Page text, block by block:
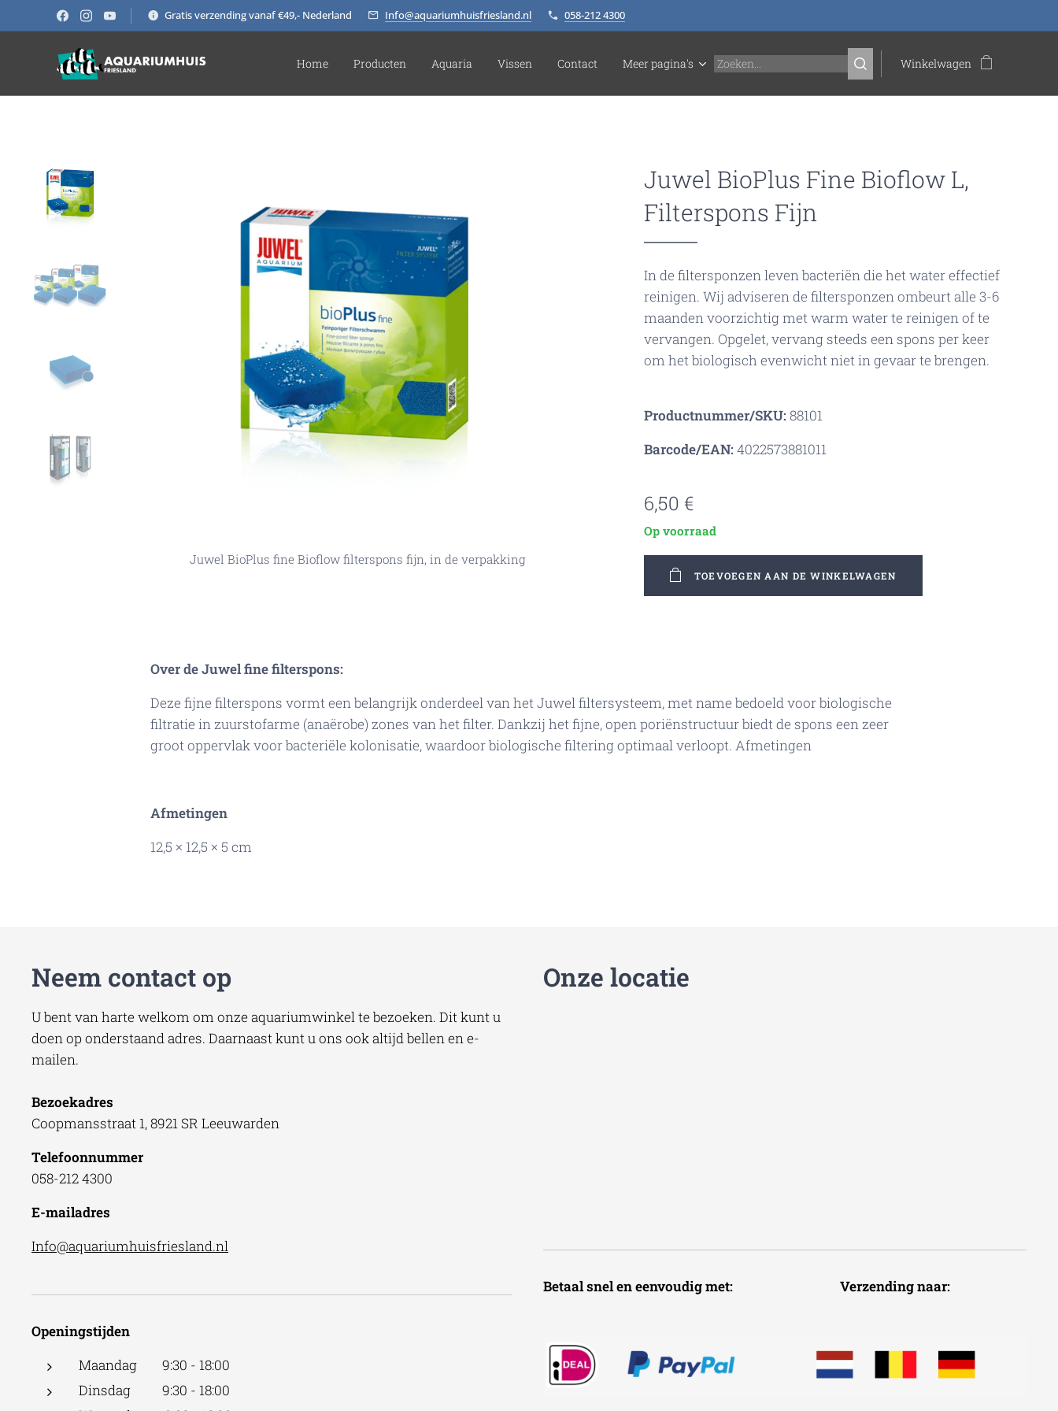
Gratis verzending vanaf €49,- Nederland Info@aquariumhuisfriesland.nl 058-212 4300
Home Producten Aquaria Vissen Contact Meer pagina's Winkelwagen
Juwel BioPlus Fine Bioflow L,
Filterspons Fijn
Juwel BioPlus fine Bioflow filterspons fijn, in de verpakking
Juwel BioPlus fine Bioflow filterspons fijn(alleen geselecteerde maat wordt geleverd)
Juwel BioPlus fine Bioflow, filterspons fijn
Juwel BioPlus fine filterspons in het Bioflow filter
In de filtersponzen leven bacteriën die het water effectief
reinigen. Wij adviseren de filtersponzen ombeurt alle 3-6
maanden voorzichtig met warm water te reinigen of te
vervangen. Opgelet, vervang steeds een spons per keer
om het biologisch evenwicht niet in gevaar te brengen.
Productnummer/SKU:88101
Barcode/EAN:4022573881011
6,50 €
Op voorraad
TOEVOEGEN AAN DE WINKELWAGEN
Over de Juwel fine filterspons:
Deze fijne filterspons vormt een belangrijk onderdeel van het Juwel filtersysteem, met name bedoeld voor biologische
filtratie in zuurstofarme (anaërobe) zones van het filter. Dankzij het fijne, open poriënstructuur biedt de spons een zeer
groot oppervlak voor bacteriële kolonisatie, waardoor biologische filtering optimaal verloopt. Afmetingen
Afmetingen
12,5 × 12,5 × 5 cm
Neem contact op
U bent van harte welkom om onze aquariumwinkel te bezoeken. Dit kunt u
doen op onderstaand adres. Daarnaast kunt u ons ook altijd bellen en e-
mailen.
Bezoekadres
Coopmansstraat 1, 8921 SR Leeuwarden
Telefoonnummer
058-212 4300
E-mailadres
Info@aquariumhuisfriesland.nl
Openingstijden
Maandag 9:30 - 18:00
Dinsdag 9:30 - 18:00
Onze locatie
Betaal snel en eenvoudig met: Verzending naar: